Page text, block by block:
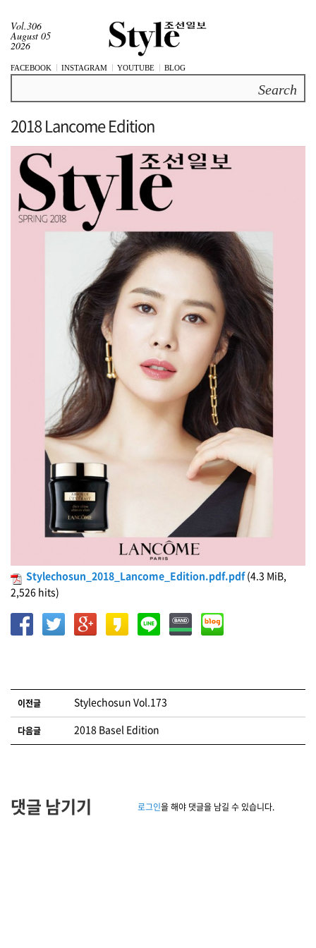
Vol.306
August 05
2026
FACEBOOK INSTAGRAM YOUTUBE BLOG
2018 Lancome Edition
Stylechosun_2018_Lancome_Edition.pdf.pdf(4.3 MiB,
2,526 hits)
글 네비게이션
이전글 Stylechosun Vol.173
다음글 2018 Basel Edition
댓글 남기기 로그인을 해야 댓글을 남길 수 있습니다.